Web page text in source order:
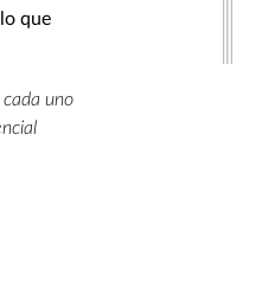
que
cada uno